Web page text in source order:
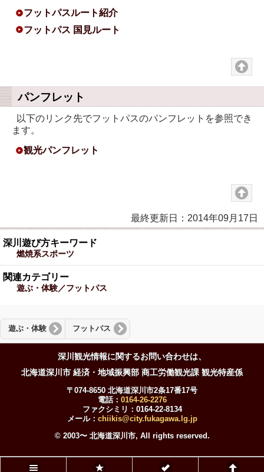
フットパスルート紹介
フットパス 国見ルート
パンフレット
以下のリンク先でフットパスのパンフレットを参照でき
ます。
観光パンフレット
最終更新日：2014年09月17日
深川遊び方キーワード
燃焼系スポーツ
関連カテゴリー
遊ぶ・体験／フットパス
遊ぶ・体験 フットパス
深川観光情報に関するお問い合わせは、
北海道深川市 経済・地域振興部 商工労働観光課 観光特産係
〒074-8650 北海道深川市2条17番17号
電話： 0164-26-2276
ファクシミリ：0164-22-8134
メール： chiikis@city.fukagawa.lg.jp
© 2003〜 北海道深川市, All rights reserved.